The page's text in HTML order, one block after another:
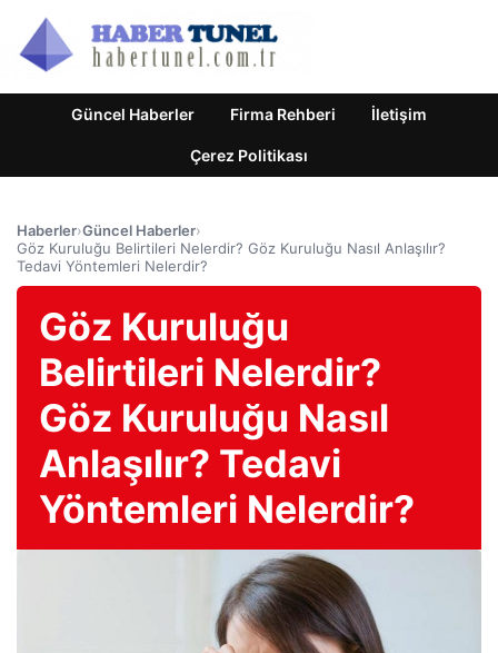
Güncel Haberler Firma Rehberi İletişim
Çerez Politikası
Haberler›Güncel Haberler›
Göz Kuruluğu Belirtileri Nelerdir? Göz Kuruluğu Nasıl Anlaşılır?
Tedavi Yöntemleri Nelerdir?
Göz Kuruluğu
Belirtileri Nelerdir?
Göz Kuruluğu Nasıl
Anlaşılır? Tedavi
Yöntemleri Nelerdir?